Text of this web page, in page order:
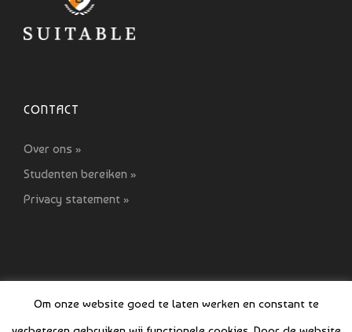
CONTACT
Over ons »
Studenten bereiken »
Privacy statement »
Om onze website goed te laten werken en constant te